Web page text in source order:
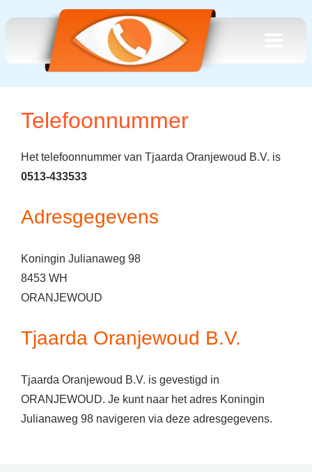
Telefoonnummer
Het telefoonnummer van Tjaarda Oranjewoud B.V. is
0513-433533
Adresgegevens
Koningin Julianaweg 98
8453 WH
ORANJEWOUD
Tjaarda Oranjewoud B.V.
Tjaarda Oranjewoud B.V. is gevestigd in
ORANJEWOUD. Je kunt naar het adres Koningin
Julianaweg 98 navigeren via deze adresgegevens.